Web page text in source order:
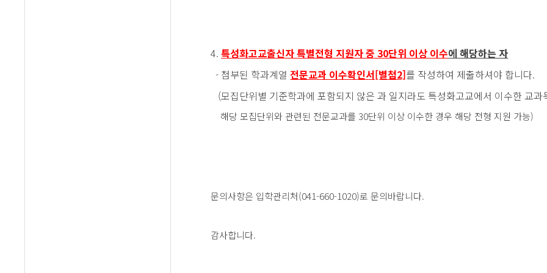
4.특성화고교출신자 특별전형 지원자 중 30단위 이상 이수에 해당하는 자
- 첨부된 학과계열전문교과 이수확인서[별첨2]를 작성하여 제출하셔야 합니다.
(모집단위별 기준학과에 포함되지 않은 과 일지라도 특성화고교에서 이수한 교과
해당 모집단위와 관련된 전문교과를 30단위 이상 이수한 경우 해당 전형 지원 가능)
문의사항은 입학관리처(041-660-1020)로 문의바랍니다.
감사합니다.